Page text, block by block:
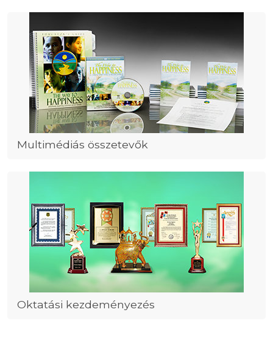
Multimédiás összetevők
Oktatási kezdeményezés